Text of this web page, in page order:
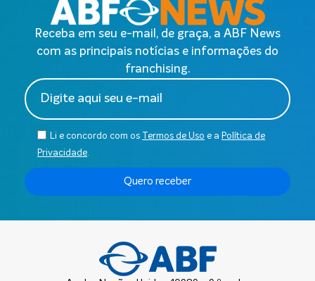
Receba em seu e-mail, de graça, a ABF News
com as principais notícias e informações do
franchising.
Li e concordo com os Termos de Uso e a Política de
Privacidade.
Quero receber